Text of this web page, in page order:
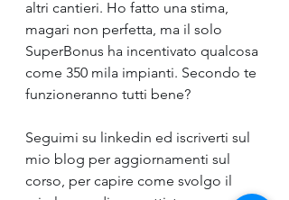
altri cantieri. Ho fatto una stima,
magari non perfetta, ma il solo
SuperBonus ha incentivato qualcosa
come 350 mila impianti. Secondo te
funzioneranno tutti bene?
Seguimi su linkedin ed iscriverti sul
mio blog per aggiornamenti sul
corso, per capire come svolgo il